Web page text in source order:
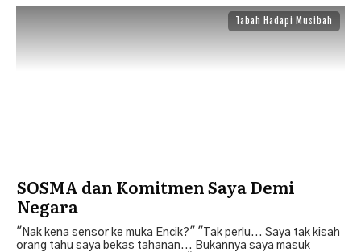
Tabah Hadapi Musibah
SOSMA dan Komitmen Saya Demi
Negara
"Nak kena sensor ke muka Encik?" "Tak perlu... Saya tak kisah
orang tahu saya bekas tahanan... Bukannya saya masuk